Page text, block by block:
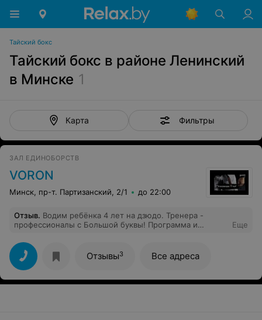
Тайский бокс
Тайский бокс в районе Ленинский
в Минске 1
Карта Фильтры
ЗАЛ ЕДИНОБОРСТВ
VORON
Минск, пр-т. Партизанский, 2/1 до 22:00
Отзыв. Водим ребёнка 4 лет на дзюдо. Тренера -
профессионалы с Большой буквы! Программа и
Спасибо!
Еще
Отзывы3 Все адреса